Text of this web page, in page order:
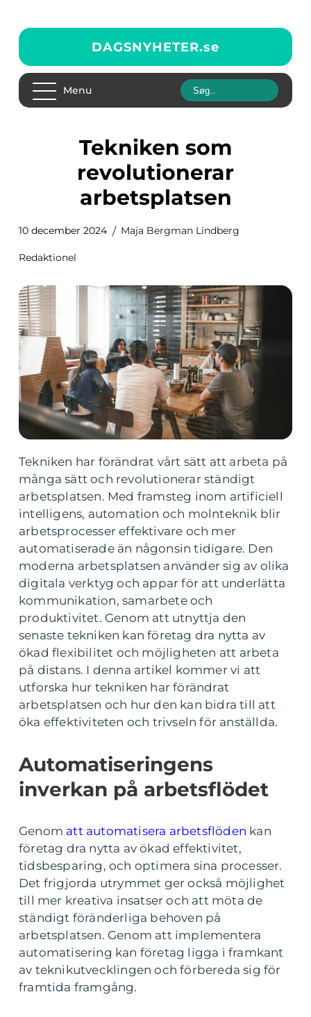
DAGSNYHETER.se
Menu
Tekniken som
revolutionerar
arbetsplatsen
10 december 2024 Maja Bergman Lindberg
Redaktionel
Tekniken har förändrat vårt sätt att arbeta på
många sätt och revolutionerar ständigt
arbetsplatsen. Med framsteg inom artificiell
intelligens, automation och molnteknik blir
arbetsprocesser effektivare och mer
automatiserade än någonsin tidigare. Den
moderna arbetsplatsen använder sig av olika
digitala verktyg och appar för att underlätta
kommunikation, samarbete och
produktivitet. Genom att utnyttja den
senaste tekniken kan företag dra nytta av
ökad flexibilitet och möjligheten att arbeta
på distans. I denna artikel kommer vi att
utforska hur tekniken har förändrat
arbetsplatsen och hur den kan bidra till att
öka effektiviteten och trivseln för anställda.
Automatiseringens
inverkan på arbetsflödet
Genom att automatisera arbetsflöden kan
företag dra nytta av ökad effektivitet,
tidsbesparing, och optimera sina processer.
Det frigjorda utrymmet ger också möjlighet
till mer kreativa insatser och att möta de
ständigt föränderliga behoven på
arbetsplatsen. Genom att implementera
automatisering kan företag ligga i framkant
av teknikutvecklingen och förbereda sig för
framtida framgång.